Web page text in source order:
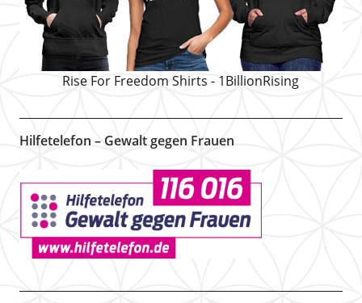
Rise For Freedom Shirts - 1BillionRising
Hilfetelefon – Gewalt gegen Frauen